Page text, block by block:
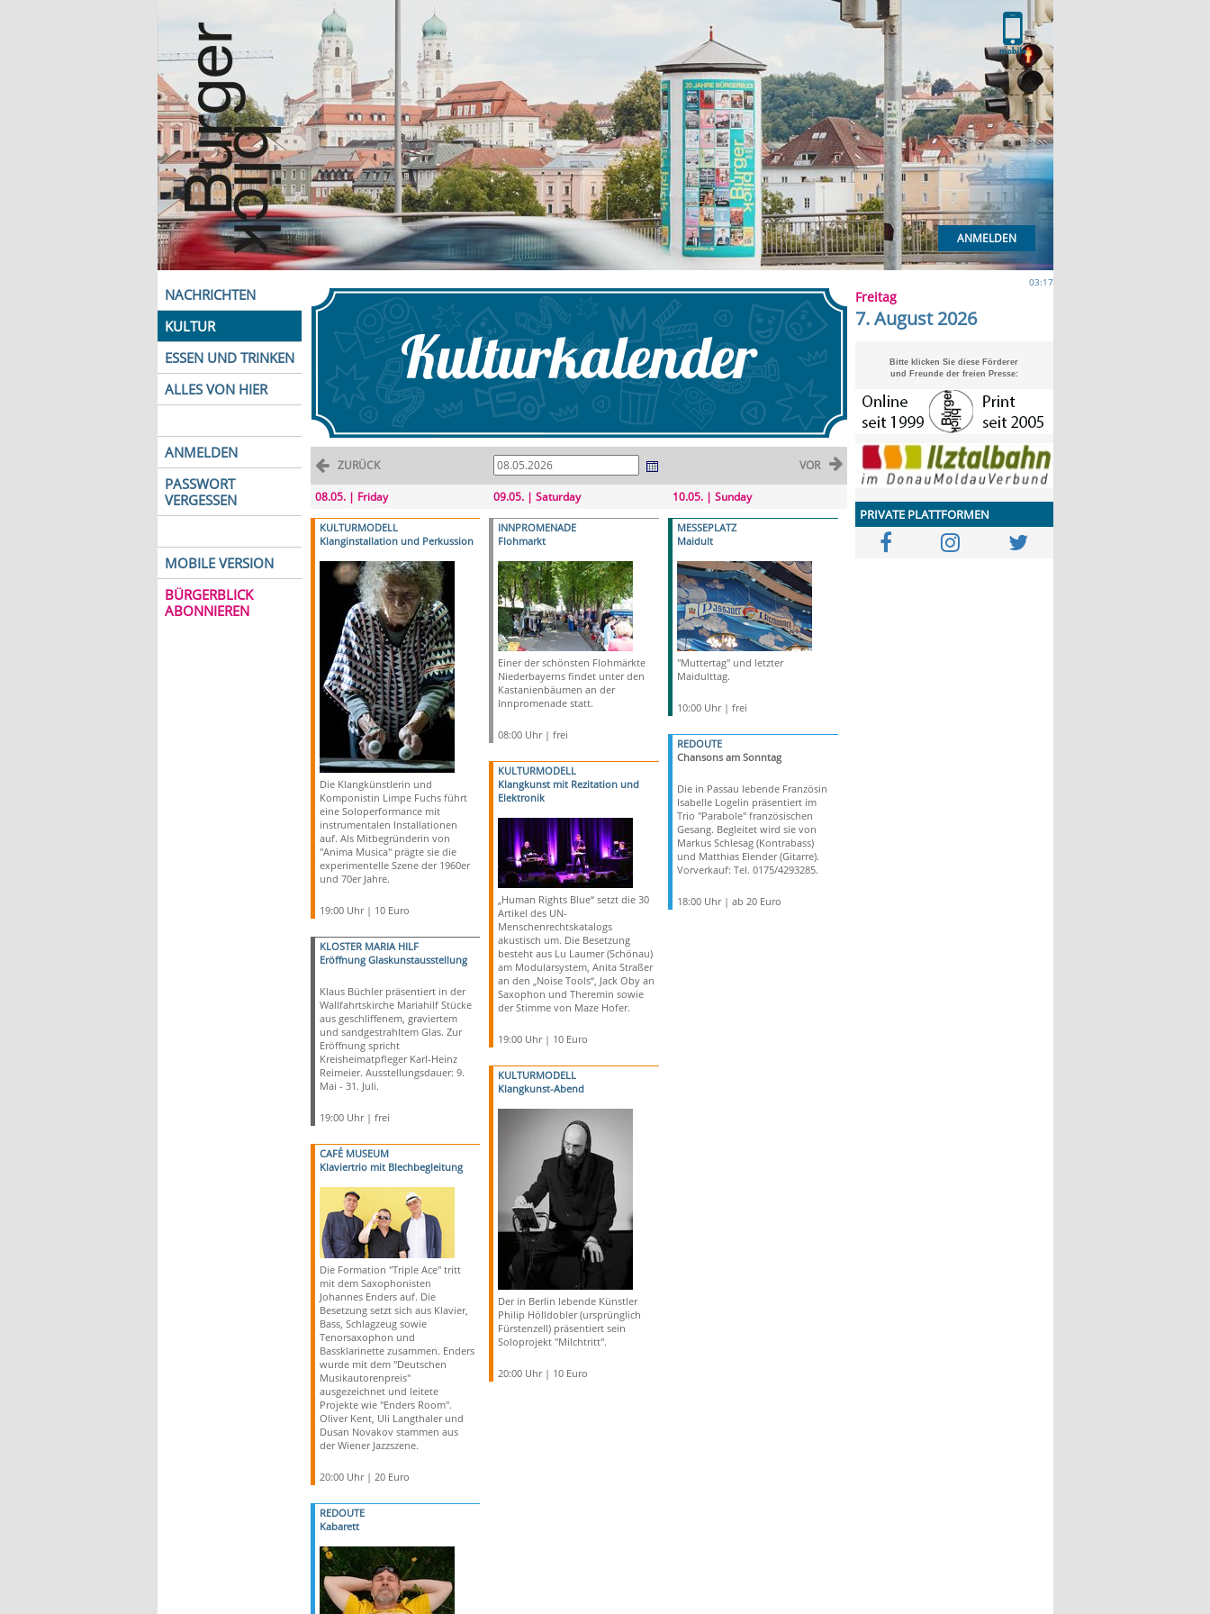
ANMELDEN
NACHRICHTEN
KULTUR
ESSEN UND TRINKEN
ALLES VON HIER
ANMELDEN
PASSWORT
VERGESSEN
MOBILE VERSION
BÜRGERBLICK
ABONNIEREN
ZURÜCK VOR
08.05. | Friday
KULTURMODELL
Klanginstallation und Perkussion
Die Klangkünstlerin und
Komponistin Limpe Fuchs führt
eine Soloperformance mit
instrumentalen Installationen
auf. Als Mitbegründerin von
"Anima Musica" prägte sie die
experimentelle Szene der 1960er
und 70er Jahre.
19:00 Uhr | 10 Euro
KLOSTER MARIA HILF
Eröffnung Glaskunstausstellung
Klaus Büchler präsentiert in der
Wallfahrtskirche Mariahilf Stücke
aus geschliffenem, graviertem
und sandgestrahltem Glas. Zur
Eröffnung spricht
Kreisheimatpfleger Karl-Heinz
Reimeier. Ausstellungsdauer: 9.
Mai - 31. Juli.
19:00 Uhr | frei
CAFÉ MUSEUM
Klaviertrio mit Blechbegleitung
Die Formation "Triple Ace" tritt
mit dem Saxophonisten
Johannes Enders auf. Die
Besetzung setzt sich aus Klavier,
Bass, Schlagzeug sowie
Tenorsaxophon und
Bassklarinette zusammen. Enders
wurde mit dem "Deutschen
Musikautorenpreis"
ausgezeichnet und leitete
Projekte wie "Enders Room".
Oliver Kent, Uli Langthaler und
Dusan Novakov stammen aus
der Wiener Jazzszene.
20:00 Uhr | 20 Euro
REDOUTE
Kabarett
09.05. | Saturday
INNPROMENADE
Flohmarkt
Einer der schönsten Flohmärkte
Niederbayerns findet unter den
Kastanienbäumen an der
Innpromenade statt.
08:00 Uhr | frei
KULTURMODELL
Klangkunst mit Rezitation und
Elektronik
„Human Rights Blue“ setzt die 30
Artikel des UN-
Menschenrechtskatalogs
akustisch um. Die Besetzung
besteht aus Lu Laumer (Schönau)
am Modularsystem, Anita Straßer
an den „Noise Tools“, Jack Oby an
Saxophon und Theremin sowie
der Stimme von Maze Hofer.
19:00 Uhr | 10 Euro
KULTURMODELL
Klangkunst-Abend
Der in Berlin lebende Künstler
Philip Hölldobler (ursprünglich
Fürstenzell) präsentiert sein
Soloprojekt "Milchtritt".
20:00 Uhr | 10 Euro
10.05. | Sunday
MESSEPLATZ
Maidult
"Muttertag" und letzter
Maidulttag.
10:00 Uhr | frei
REDOUTE
Chansons am Sonntag
Die in Passau lebende Französin
Isabelle Logelin präsentiert im
Trio "Parabole" französischen
Gesang. Begleitet wird sie von
Markus Schlesag (Kontrabass)
und Matthias Elender (Gitarre).
Vorverkauf: Tel. 0175/4293285.
18:00 Uhr | ab 20 Euro
03:17
Freitag
7. August 2026
Bitte klicken Sie diese Förderer
und Freunde der freien Presse:
PRIVATE PLATTFORMEN